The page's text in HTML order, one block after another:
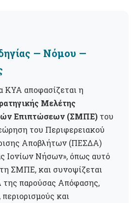
— Νόμου —
ΚΥΑ αποφασίζεται η
Μελέτης
Επιπτώσεων (ΣΜΠΕ) του
του Περιφερειακού
Αποβλήτων (ΠΕΣΔΑ)
Ιονίων Νήσων», όπως αυτό
ΣΜΠΕ, και συνοψίζεται
της παρούσας Απόφασης,
και